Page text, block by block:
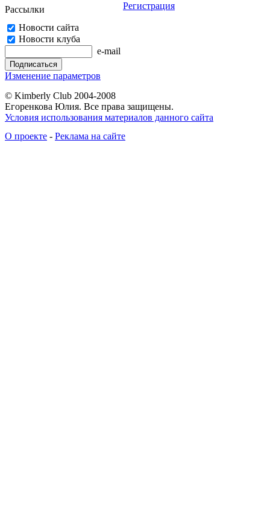
Рассылки
Новости сайта
Новости клуба
e-mail
Изменение параметров
Регистрация
© Kimberly Club 2004-2008
Егоренкова Юлия. Все права защищены.
Условия использования материалов данного сайта
О проекте - Реклама на сайте